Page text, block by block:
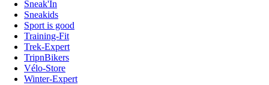
Sneak'In
Sneakids
Sport is good
Training-Fit
Trek-Expert
TripnBikers
Vélo-Store
Winter-Expert